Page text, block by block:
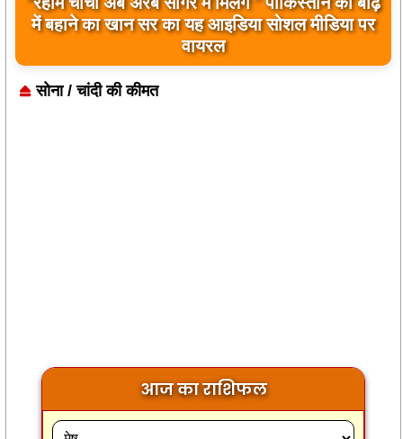
में बहाने का खान सर का यह आइडिया सोशल मीडिया पर
वायरल
बिलावल भुट्टो द्वारा सिंधु नदी और भारत को लेकर दिए गए
बयान पर भारत के केंद्रीय मंत्रियों की कड़ी प्रतिक्रिया
सोना / चांदी की कीमत
आज का राशिफल